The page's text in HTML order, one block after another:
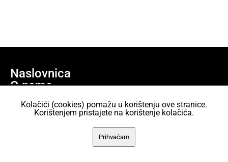
Naslovnica
O nama
Učlani se
Projekti
AKC Attack Sav sadržaj dan je na korištenje pod licencom Creative
Kolačići (cookies) pomažu u korištenju ove stranice.
Korištenjem pristajete na korištenje kolačića.
Prihvaćam